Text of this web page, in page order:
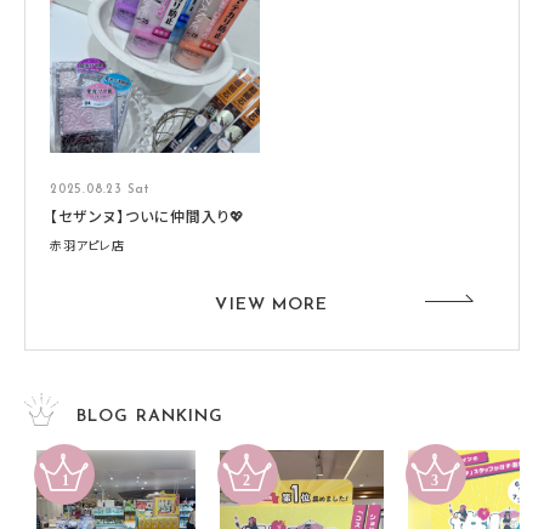
2025.08.23 Sat
【セザンヌ】ついに仲間入り💖
赤羽アピレ店
VIEW MORE
BLOG RANKING